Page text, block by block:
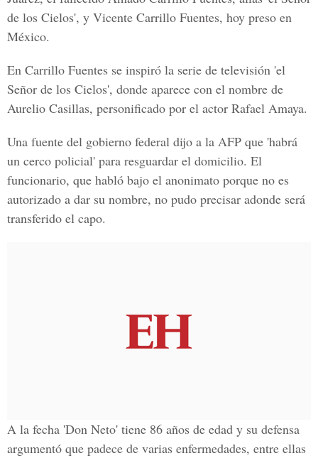
de los Cielos', y Vicente Carrillo Fuentes, hoy preso en
México.
En Carrillo Fuentes se inspiró la serie de televisión 'el
Señor de los Cielos', donde aparece con el nombre de
Aurelio Casillas, personificado por el actor Rafael Amaya.
Una fuente del gobierno federal dijo a la AFP que 'habrá
un cerco policial' para resguardar el domicilio. El
funcionario, que habló bajo el anonimato porque no es
autorizado a dar su nombre, no pudo precisar adonde será
transferido el capo.
A la fecha 'Don Neto' tiene 86 años de edad y su defensa
argumentó que padece de varias enfermedades, entre ellas